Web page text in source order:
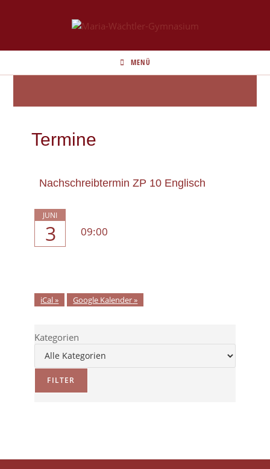
MENÜ
Termine
Nachschreibtermin ZP 10 Englisch
JUNI
3 09:00
iCal Google Kalender
Kategorien
FILTER